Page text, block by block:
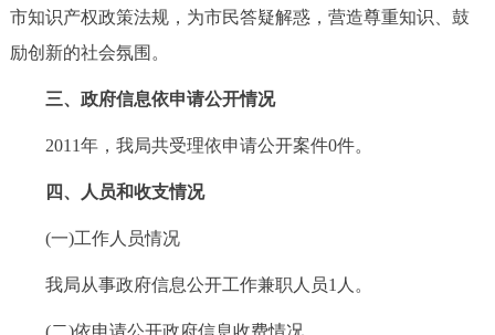
市知识产权政策法规，为市民答疑解惑，营造尊重知识、鼓
励创新的社会氛围。
三、政府信息依申请公开情况
2011年，我局共受理依申请公开案件0件。
四、人员和收支情况
(一)工作人员情况
我局从事政府信息公开工作兼职人员1人。
(二)依申请公开政府信息收费情况